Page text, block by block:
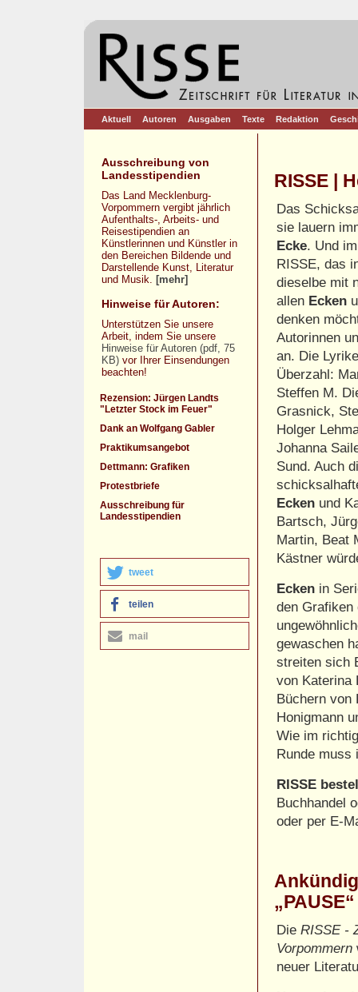
Aktuell Autoren Ausgaben Texte Redaktion
Ausschreibung von
Landesstipendien
Das Land Mecklenburg-
Vorpommern vergibt jährlich
Aufenthalts-, Arbeits- und
Reisestipendien an
Künstlerinnen und Künstler in
den Bereichen Bildende und
Darstellende Kunst, Literatur
und Musik.
[mehr]
Hinweise für Autoren:
Unterstützen Sie unsere
Arbeit, indem Sie unsere
Hinweise für Autoren (pdf, 75
KB) vor Ihrer Einsendungen
beachten!
Rezension: Jürgen Landts
"Letzter Stock im Feuer"
Dank an Wolfgang Gabler
Praktikumsangebot
Dettmann: Grafiken
Protestbriefe
Ausschreibung für
Landesstipendien
tweet
teilen
mail
RISSE |
Das
sie lauern
Ecke. Und
RISSE, das
dieselbe mit
allen Ecken
denken
Autorinnen
an. Die
Überzahl:
Steffen M.
Grasnick,
Holger
Johanna
Sund. Auch
Ecken und
Bartsch,
Martin, Beat
Kästner
Ecken in
den
gewaschen
streiten sich
von Katerina
Büchern von
Honigmann
Wie im
Runde
RISSE
Buchhandel
oder per E-
Die RISSE -
Vorpommern
neuer